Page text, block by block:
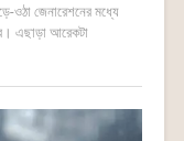
ওঠা জেনারেশনের মধ্যে
এছাড়া আরেকটা